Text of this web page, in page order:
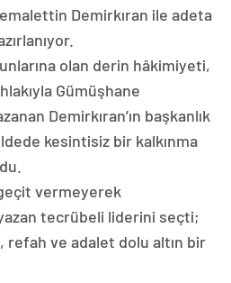
Demirkıran ile adeta
olan derin hâkimiyeti,
Gümüşhane
Demirkıran’ın başkanlık
kesintisiz bir kalkınma
vermeyerek
tecrübeli liderini seçti;
refah ve adalet dolu altın bir